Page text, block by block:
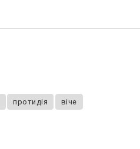
протидія віче